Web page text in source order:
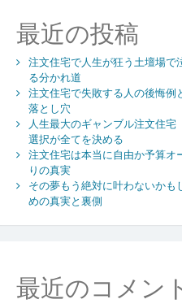
ョ
ン
最近の投稿
注文住宅で人生が狂う土壇場
る分かれ道
注文住宅で失敗する人の後悔
落とし穴
人生最大のギャンブル注文住
選択が全てを決める
注文住宅は本当に自由か予算オ
りの真実
その夢もう絶対に叶わないか
めの真実と裏側
最近のコメン